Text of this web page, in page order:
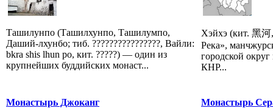
Ташилунпо (Ташилхунпо, Ташилумпо,
Даший-лхунбо; тиб. ????????????????, Вайли:
bkra shis lhun po, кит. ?????) — один из
крупнейших буддийских монаст...
Хэйхэ (кит. 黑
Река»,
городской
КНР...
Монастырь Джоканг Монастырь